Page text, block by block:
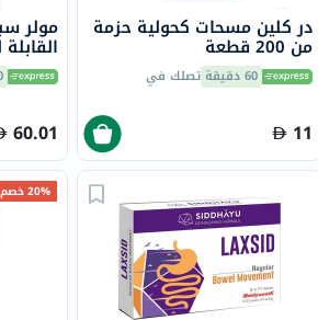
در كلين مسحات كحولية حزمة
من 200 قطعة
60 دقيقة تصلك في
11
مولر
القابلة
60.01
20% خصم